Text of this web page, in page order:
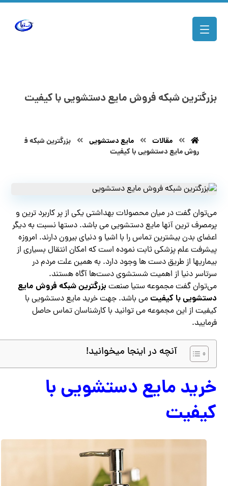
بزرگترین شبکه فروش مایع دستشویی با کیفیت
مقالات مایع دستشویی
بزرگترین شبکه ف
روش مایع دستشویی با کیفیت
می‌توان گفت در میان محصولات بهداشتی یکی از پر کاربرد ترین و
پرمصرف ترین آنها مایع دستشویی می باشد. دستها نسبت به دیگر
اعضای بدن بیشترین تماس را با اشیا و دنیای بیرون دارند. امروزه
پیشرفت علم پزشکی ثابت نموده است که امکان انتقال بسیاری از
بیماریها از طریق دست ها وجود دارد. به همین علت مردم در
سرتاسر دنیا از اهمیت شستشوی دست‌ها آگاه هستند.
می‌توان گفت مجموعه ستیا صنعتبزرگترین شبکه فروش مایع
دستشویی با کیفیتمی باشد. جهت خرید مایع دستشویی با
کیفیت از این مجموعه می توانید با کارشناسان تماس حاصل
فرمایید.
آنچه در اینجا میخوانید!
خرید مایع دستشویی با
کیفیت